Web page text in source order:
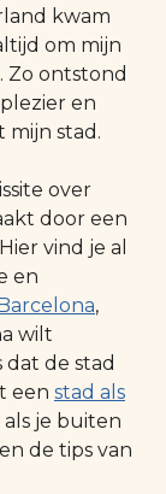
kwam
om mijn
. Zo ontstond
en
mijn stad.
over
door een
vind je al
en
,
wilt
de stad
een stad als
als je buiten
de tips van